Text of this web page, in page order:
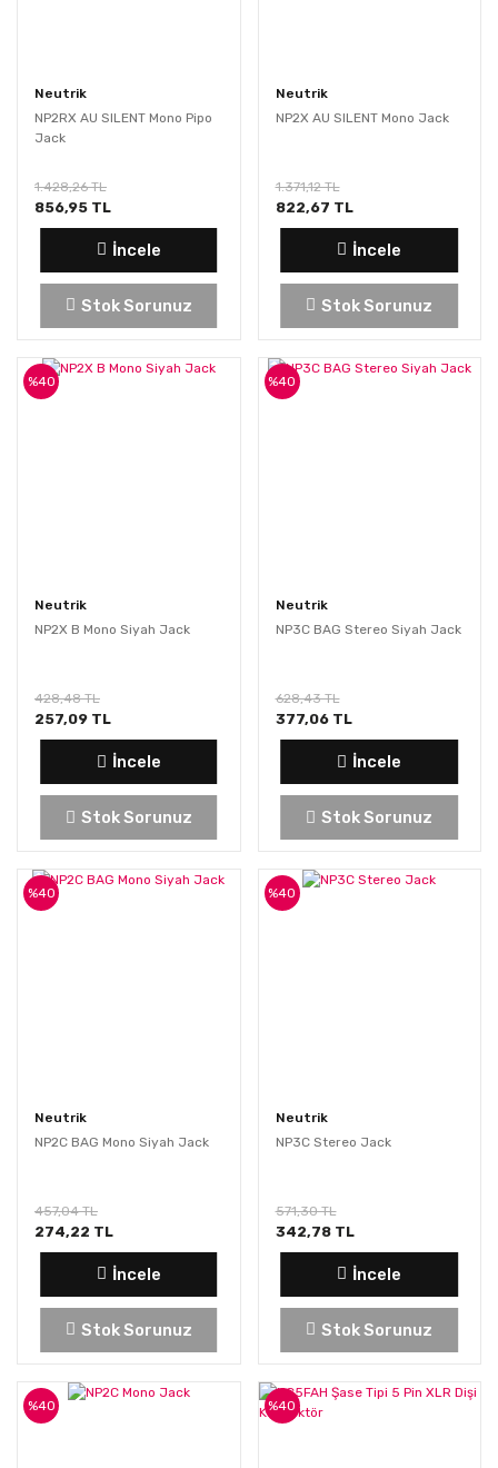
Neutrik
NP2RX AU SILENT Mono Pipo
Jack
1.428,26 TL
856,95 TL
İncele
Stok Sorunuz
Neutrik
NP2X AU SILENT Mono Jack
1.371,12 TL
822,67 TL
İncele
Stok Sorunuz
Neutrik
NP2X B Mono Siyah Jack
%40
428,48 TL
257,09 TL
İncele
Stok Sorunuz
Neutrik
NP3C BAG Stereo Siyah Jack
%40
628,43 TL
377,06 TL
İncele
Stok Sorunuz
Neutrik
NP2C BAG Mono Siyah Jack
%40
457,04 TL
274,22 TL
İncele
Stok Sorunuz
Neutrik
NP3C Stereo Jack
%40
571,30 TL
342,78 TL
İncele
Stok Sorunuz
%40 %40